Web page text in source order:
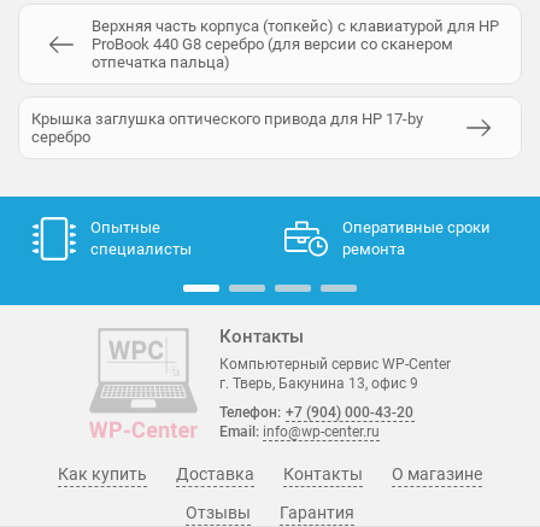
Верхняя часть корпуса (топкейс) с клавиатурой для HP
ProBook 440 G8 серебро (для версии со сканером
отпечатка пальца)
Крышка заглушка оптического привода для HP 17-by
серебро
Опытные
специалисты
Оперативные сроки
ремонта
Контакты
Компьютерный сервис WP-Center
г. Тверь, Бакунина 13, офис 9
Телефон: +7 (904) 000-43-20
Email: info@wp-center.ru
О магазине
Гарантия
Отзывы
Как купить Доставка Контакты